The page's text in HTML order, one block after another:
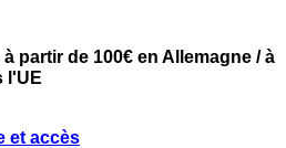
partir de 100€ en Allemagne / à
l'UE
et accès